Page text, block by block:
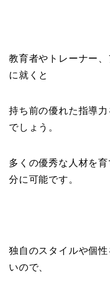
教育者やトレーナー
に就くと
持ち前の優れた指導
でしょう。
多くの優秀な人材を
分に可能です。
独自のスタイルや個
いので、